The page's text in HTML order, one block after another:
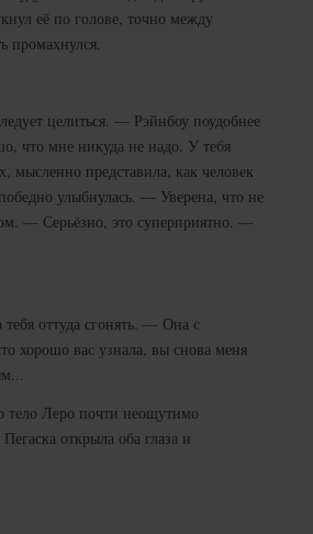
её по голове, точно между
целиться. — Рэйнбоу поудобнее
что мне никуда не надо. У тебя
представила, как человек
улыбнулась. — Уверена, что не
— Серьёзно, это суперприятно. —
оттуда сгонять. — Она с
хорошо вас узнала, вы снова меня
тело Леро почти неощутимо
открыла оба глаза и